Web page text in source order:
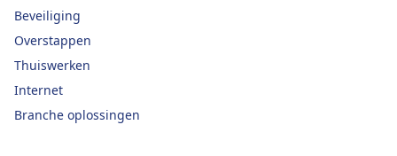
Beveiliging
Overstappen
Thuiswerken
Internet
Branche oplossingen